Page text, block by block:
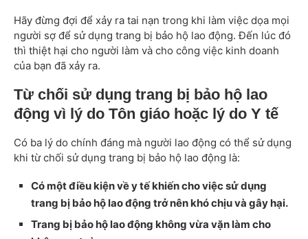
Hãy đừng đợi để xảy ra tai nạn trong khi làm việc dọa mọi
người sợ để sử dụng trang bị bảo hộ lao động. Đến lúc đó
thì thiệt hại cho người làm và cho công việc kinh doanh
của bạn đã xảy ra.
Từ chối sử dụng trang bị bảo hộ lao
động vì lý do Tôn giáo hoặc lý do Y tế
Có ba lý do chính đáng mà người lao động có thể sử dụng
khi từ chối sử dụng trang bị bảo hộ lao động là:
Có một điều kiện về y tế khiến cho việc sử dụng
trang bị bảo hộ lao động trở nên khó chịu và gây hại.
Trang bị bảo hộ lao động không vừa vặn làm cho